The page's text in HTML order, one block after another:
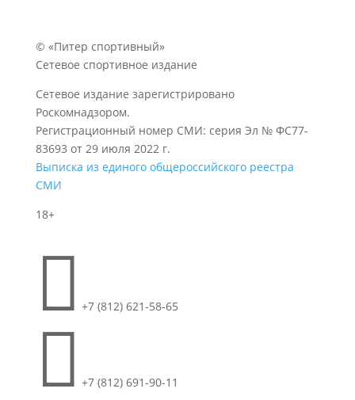
© «Питер спортивный»
Сетевое спортивное издание
Сетевое издание зарегистрировано
Роскомнадзором.
Регистрационный номер СМИ: серия Эл № ФС77-
83693 от 29 июля 2022 г.
Выписка из единого общероссийского реестра
СМИ
18+
 +7 (812) 621-58-65
 +7 (812) 691-90-11